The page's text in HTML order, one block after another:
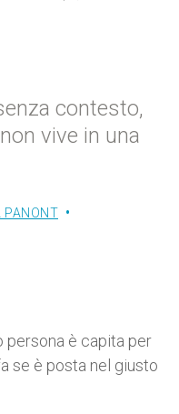
contesto,
vive in una
PANONT
persona è capita per
se è posta nel giusto